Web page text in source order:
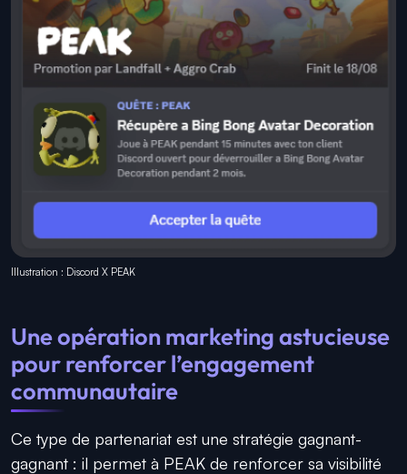
Illustration : Discord X PEAK
Une opération marketing astucieuse
pour renforcer l’engagement
communautaire
Ce type de partenariat est une stratégie gagnant-
gagnant : il permet à PEAK de renforcer sa visibilité